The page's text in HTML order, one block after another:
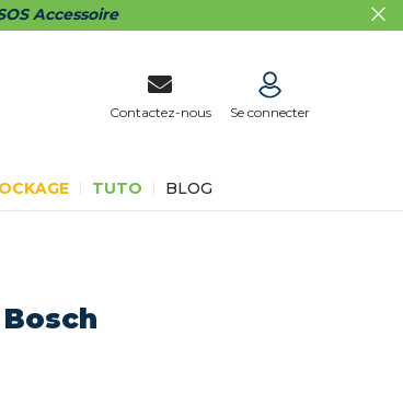
Accessoire
Contactez-nous Se connecter
TUTO BLOG